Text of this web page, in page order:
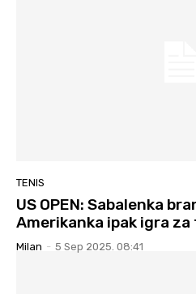
TENIS
US OPEN: Sabalenka
Amerikanka ipak igra
Milan - 5 Sep 2025. 08:41